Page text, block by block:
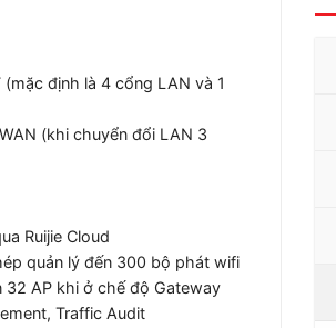
định là 4 cổng LAN và 1
(khi chuyển đổi LAN 3
Ruijie Cloud
quản lý đến 300 bộ phát wifi
32 AP khi ở chế độ Gateway
Traffic Audit